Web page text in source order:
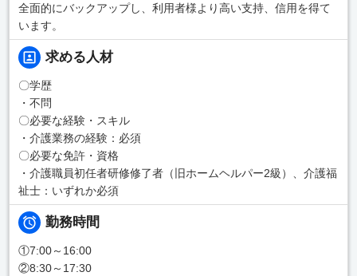
全面的にバックアップし、利用者様より高い支持、信用を得て
います。
求める人材
〇学歴
・不問
〇必要な経験・スキル
・介護業務の経験：必須
〇必要な免許・資格
・介護職員初任者研修修了者（旧ホームヘルパー2級）、介護福
祉士：いずれか必須
勤務時間
①7:00～16:00
②8:30～17:30